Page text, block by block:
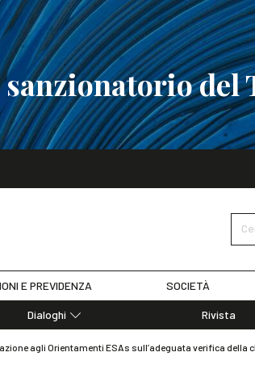
del
E PREVIDENZA SOCIETÀ
Dialoghi
Rivista
agli Orientamenti ESAs sull’adeguata verifica della